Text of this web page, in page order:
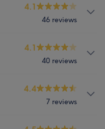
4.1
46 reviews
4.1
40 reviews
4.4
7 reviews